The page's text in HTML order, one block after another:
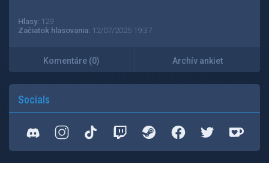
Hlasy: 129
Začiatok hlasovania: 12/07/2025 19:37
Komentáre (0) Archív ankiet
Socials